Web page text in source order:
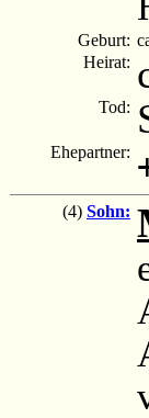
Geburt:
Heirat:
Tod:
Ehepartner:
(4) Sohn: